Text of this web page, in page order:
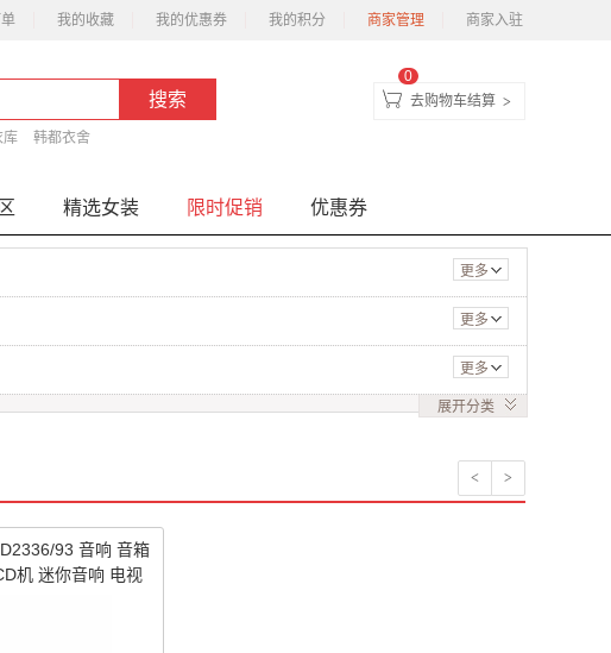
我的收藏 我的优惠券 我的积分 商家管理 商家入驻
库 韩都衣舍
去购物车结算 >
0
精选女装 限时促销 优惠券
更多
更多
更多
展开分类
< >
93 音响 音箱
机 迷你音响 电视